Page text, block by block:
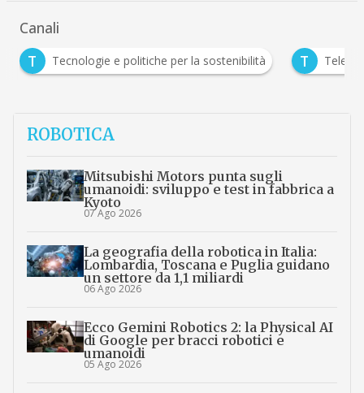
Canali
politiche per la sostenibilità T Telecontrollo e Smart Cities
ROBOTICA
Mitsubishi Motors punta sugli
umanoidi: sviluppo e test in fabbrica a
Kyoto
07 Ago 2026
La geografia della robotica in Italia:
Lombardia, Toscana e Puglia guidano
un settore da 1,1 miliardi
06 Ago 2026
Ecco Gemini Robotics 2: la Physical AI
di Google per bracci robotici e
umanoidi
05 Ago 2026